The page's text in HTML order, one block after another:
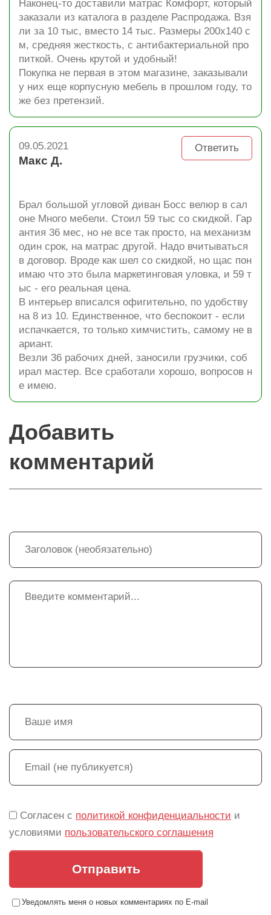
Наконец-то доставили матрас Комфорт, который
заказали из каталога в разделе Распродажа. Взя
ли за 10 тыс, вместо 14 тыс. Размеры 200х140 с
м, средняя жесткость, с антибактериальной про
питкой. Очень крутой и удобный!
Покупка не первая в этом магазине, заказывали
у них еще корпусную мебель в прошлом году, то
же без претензий.
Ответить
09.05.2021
Макс Д.
Брал большой угловой диван Босс велюр в сал
оне Много мебели. Стоил 59 тыс со скидкой. Гар
антия 36 мес, но не все так просто, на механизм
один срок, на матрас другой. Надо вчитываться
в договор. Вроде как шел со скидкой, но щас пон
имаю что это была маркетинговая уловка, и 59 т
ыс - его реальная цена.
В интерьер вписался офигительно, по удобству
на 8 из 10. Единственное, что беспокоит - если
испачкается, то только химчистить, самому не в
ариант.
Везли 36 рабочих дней, заносили грузчики, соб
ирал мастер. Все сработали хорошо, вопросов н
е имею.
Добавить
комментарий
Согласен с политикой конфиденциальности и
условиями пользовательского соглашения
Отправить
Уведомлять меня о новых комментариях по E-mail